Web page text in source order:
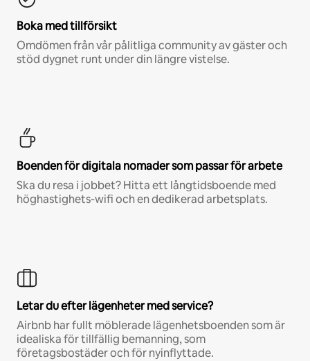
Boka med tillförsikt
Omdömen från vår pålitliga community av gäster och
stöd dygnet runt under din längre vistelse.
Boenden för digitala nomader som passar för arbete
Ska du resa i jobbet? Hitta ett långtidsboende med
höghastighets-wifi och en dedikerad arbetsplats.
Letar du efter lägenheter med service?
Airbnb har fullt möblerade lägenhetsboenden som är
idealiska för tillfällig bemanning, som
företagsbostäder och för nyinflyttade.